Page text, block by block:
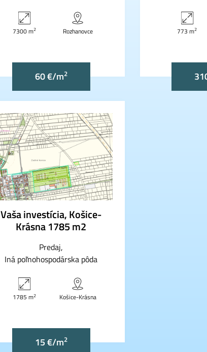
7300 m2 Rozhanovce
60 €/m2
773 m2
Vaša investícia, Košice-
Krásna 1785 m2
Predaj
Iná poľnohospodárska pôda
1785 m2 Košice-Krásna
15 €/m2